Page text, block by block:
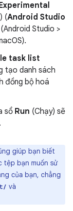
(Android Studio
(Android Studio >
task list
tạo danh sách
đồng bộ hoá
sổ Run (Chạy) sẽ
giúp bạn biết
tệp bạn muốn sử
của bạn, chẳng
và